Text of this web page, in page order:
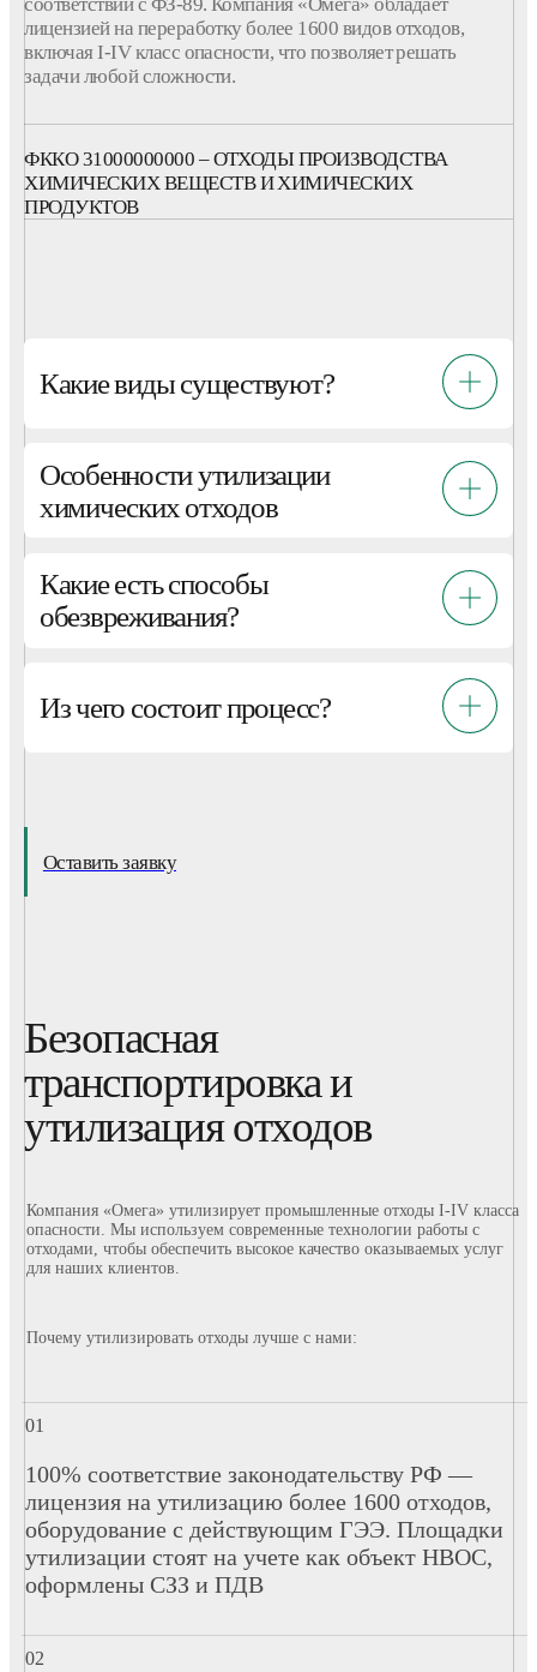
лицензией на переработкуболее 1600 видовотходов,
включая I-IVкласс опасности, что позволяет решать
задачи любой сложности.
ФККО 31000000000 – ОТХОДЫ ПРОИЗВОДСТВА
ХИМИЧЕСКИХ ВЕЩЕСТВ И ХИМИЧЕСКИХ
ПРОДУКТОВ
Какие виды существуют?
Особенности утилизации
химических отходов
Какие есть способы
обезвреживания?
Из чего состоит процесс?
Оставить заявку
Безопасная
транспортировка и
утилизация отходов
Компания «Омега» утилизирует промышленные отходы I-IV класса
опасности. Мы используем современные технологии работы с
отходами, чтобы обеспечить высокое качество оказываемых услуг
для наших клиентов.
Почему утилизировать отходы лучше с нами:
100% соответствие законодательству РФ —
лицензия на утилизацию более 1600 отходов,
оборудование с действующим ГЭЭ. Площадки
утилизации стоят на учете как объект НВОС,
оформлены СЗЗ и ПДВ